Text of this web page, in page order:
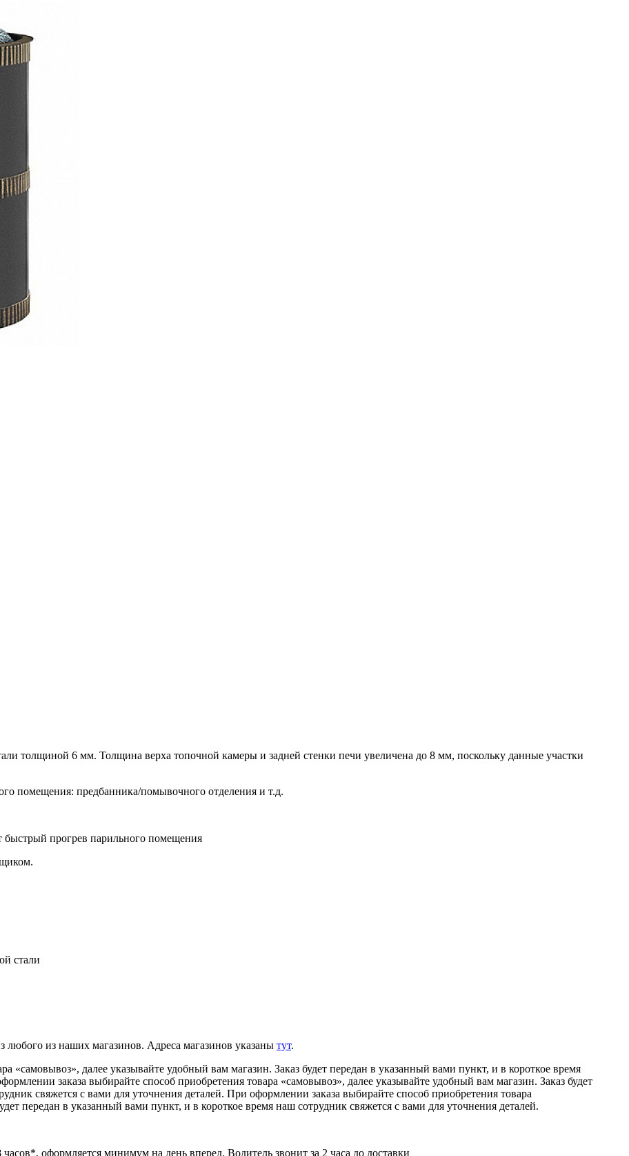
толщиной 6 мм. Толщина верха топочной камеры и задней стенки печи увеличена до 8 мм, поскольку данные участки
помещения: предбанника/помывочного отделения и т.д.
быстрый прогрев парильного помещения
стали
любого из наших магазинов. Адреса магазинов указаны тут.
«самовывоз», далее указывайте удобный вам магазин. Заказ будет передан в указанный вами пункт, и в короткое время
заказа выбирайте способ приобретения товара «самовывоз», далее указывайте удобный вам магазин. Заказ будет
свяжется с вами для уточнения деталей. При оформлении заказа выбирайте способ приобретения товара
передан в указанный вами пункт, и в короткое время наш сотрудник свяжется с вами для уточнения деталей.
оформляется минимум на день вперед. Водитель звонит за 2 часа до доставки